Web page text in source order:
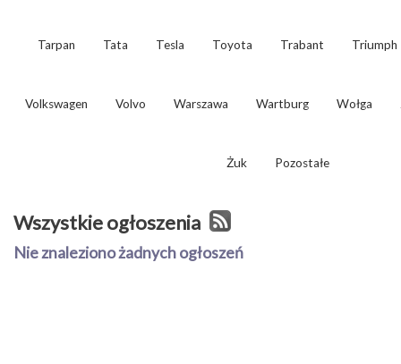
Tarpan Tata Tesla Toyota Trabant Triumph
Volkswagen Volvo Warszawa Wartburg Wołga
Żuk Pozostałe
Wszystkie ogłoszenia
Nie znaleziono żadnych ogłoszeń